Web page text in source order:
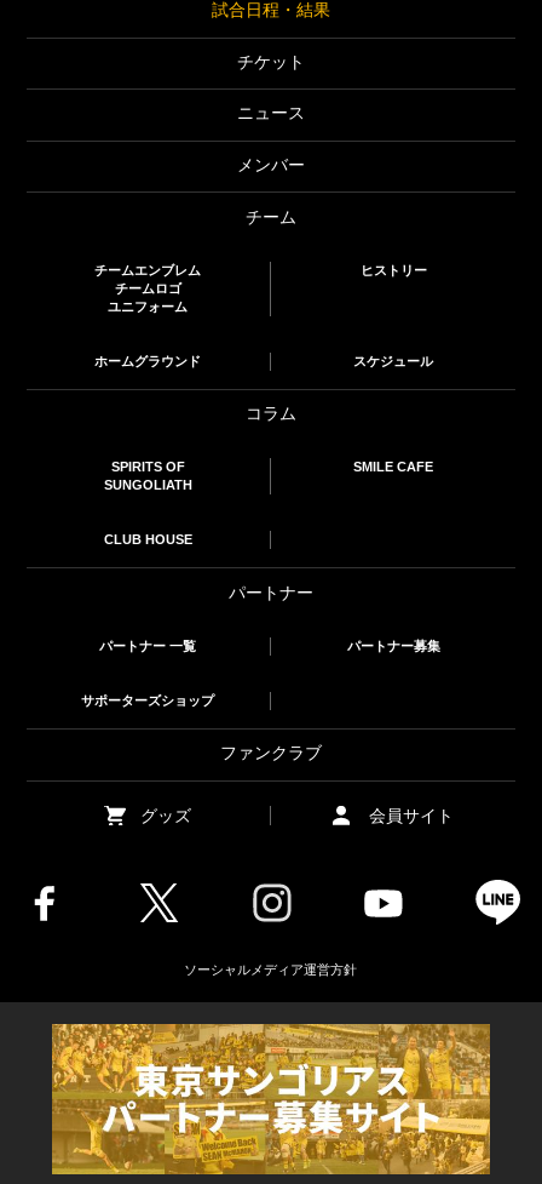
試合日程・結果
チケット
ニュース
メンバー
チーム
チームエンブレム
チームロゴ
ユニフォーム
ヒストリー
ホームグラウンド スケジュール
コラム
SPIRITS OF
SUNGOLIATH
SMILE CAFE
CLUB HOUSE
パートナー
パートナー 一覧 パートナー募集
サポーターズショップ
ファンクラブ
グッズ 会員サイト
ソーシャルメディア運営方針